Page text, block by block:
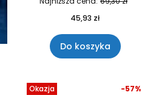
45,93 zł
Do koszyka
Okazja -57%